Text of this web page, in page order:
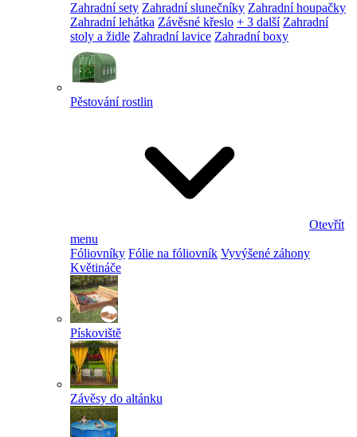
Zahradní sety Zahradní slunečníky Zahradní houpačky
Zahradní lehátka Závěsné křeslo + 3 další Zahradní
stoly a židle Zahradní lavice Zahradní boxy
Pěstování rostlin
Otevřít
menu
Fóliovníky Fólie na fóliovník Vyvýšené záhony
Květináče
Pískoviště
Závěsy do altánku